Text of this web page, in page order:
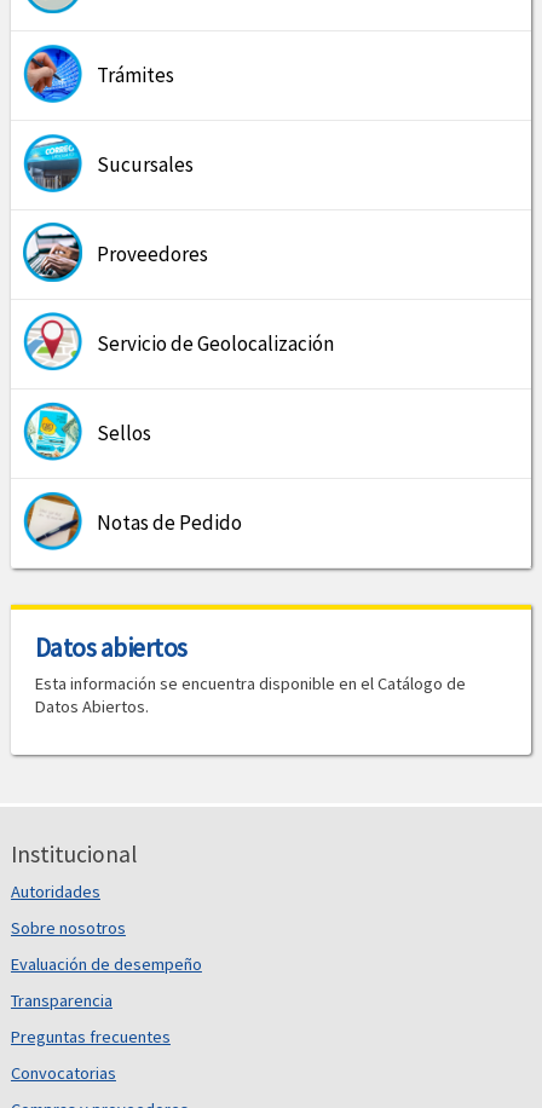
Trámites
Sucursales
Proveedores
Servicio de Geolocalización
Sellos
Notas de Pedido
Datos abiertos
Esta información se encuentra disponible en el Catálogo de
Datos Abiertos.
Institucional
Autoridades
Sobre nosotros
Evaluación de desempeño
Transparencia
Preguntas frecuentes
Convocatorias